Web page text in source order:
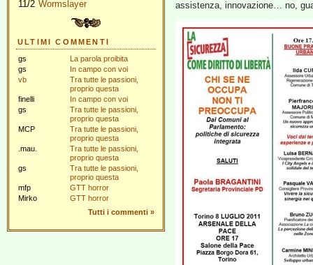
11/2 Wormslayer
ULTIMI COMMENTI
gs
La parola proibita
gs
In campo con voi
vb
Tra tutte le passioni,
proprio questa
finelli
In campo con voi
gs
Tra tutte le passioni,
proprio questa
MCP
Tra tutte le passioni,
proprio questa
.mau.
Tra tutte le passioni,
proprio questa
gs
Tra tutte le passioni,
proprio questa
mfp
GTT horror
Mirko
GTT horror
Tutti i commenti »
assistenza, innovazione… no,